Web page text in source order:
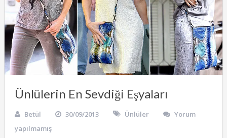
Ünlülerin En Sevdiği Eşyaları
Betül 30/09/2013 Ünlüler
Yorum
yapılmamış